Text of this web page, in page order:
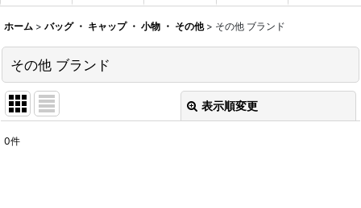
ホーム > バッグ ・ キャップ ・ 小物 ・ その他 > その他 ブランド
その他 ブランド
表示順変更
0件